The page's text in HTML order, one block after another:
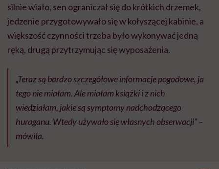
silnie wiało, sen ograniczał się do krótkich drzemek,
jedzenie przygotowywało się w kołyszącej kabinie, a
większość czynności trzeba było wykonywać jedną
ręką, drugą przytrzymując się wyposażenia.
„Teraz są bardzo szczegółowe informacje pogodowe, ja
tego nie miałam. Ale miałam książki i z nich
wiedziałam, jakie są symptomy nadchodzącego
huraganu. Wtedy używało się własnych obserwacji” –
mówiła.